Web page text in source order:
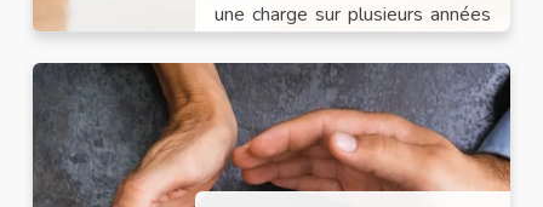
une charge sur plusieurs années
voire décennies et, forcément,
une série d’exigences à remplir.